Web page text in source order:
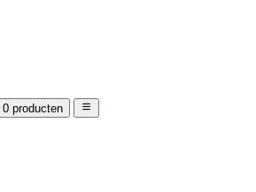
0 producten